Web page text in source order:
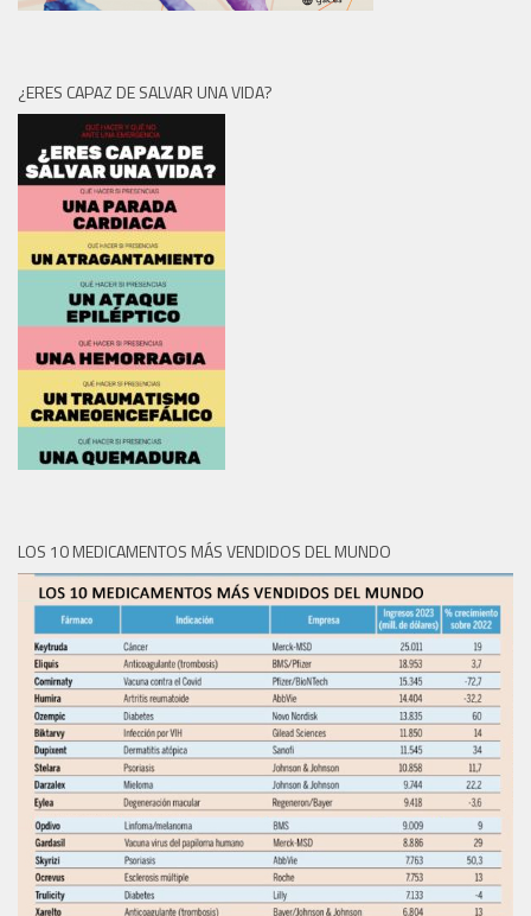
¿ERES CAPAZ DE SALVAR UNA VIDA?
LOS 10 MEDICAMENTOS MÁS VENDIDOS DEL MUNDO